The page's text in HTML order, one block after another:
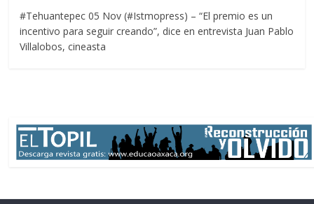
#Tehuantepec 05 Nov (#Istmopress) – “El premio es un
incentivo para seguir creando”, dice en entrevista Juan Pablo
Villalobos, cineasta